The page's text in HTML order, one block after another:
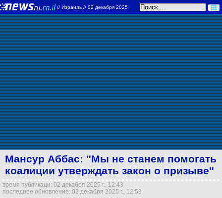
// Израиль // 02 декабря 2025
Мансур Аббас: "Мы не станем помогать
коалиции утверждать закон о призыве"
время публикаци: 02 декабря 2025 г., 12:43
последнее обновление: 02 декабря 2025 г., 12:53